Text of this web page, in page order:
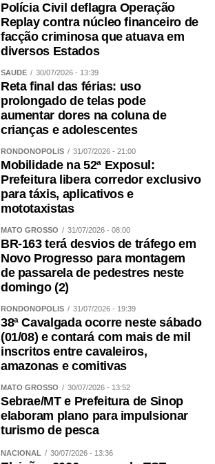
Polícia Civil deflagra Operação
Replay contra núcleo financeiro de
facção criminosa que atuava em
diversos Estados
SAÚDE 30/07/2026 - 13:39
Reta final das férias: uso
prolongado de telas pode
aumentar dores na coluna de
crianças e adolescentes
RONDONÓPOLIS 31/07/2026 - 21:00
Mobilidade na 52ª Exposul:
Prefeitura libera corredor exclusivo
para táxis, aplicativos e
mototaxistas
MATO GROSSO 31/07/2026 - 08:00
BR-163 terá desvios de tráfego em
Novo Progresso para montagem
de passarela de pedestres neste
domingo (2)
RONDONÓPOLIS 31/07/2026 - 19:39
38ª Cavalgada ocorre neste sábado
(01/08) e contará com mais de mil
inscritos entre cavaleiros,
amazonas e comitivas
MATO GROSSO 30/07/2026 - 13:52
Sebrae/MT e Prefeitura de Sinop
elaboram plano para impulsionar
turismo de pesca
NACIONAL 30/07/2026 - 13:36